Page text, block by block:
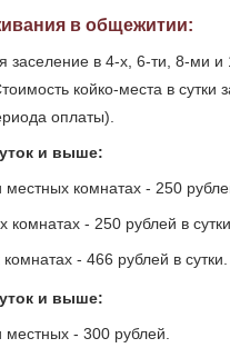
в общежитии:
заселение в 4-х, 6-ти, 8-ми и
койко-места в сутки
оплаты).
и выше:
комнатах - 250
комнатах - 250 рублей в
- 466 рублей в сутки.
и выше:
местных - 300 рублей.